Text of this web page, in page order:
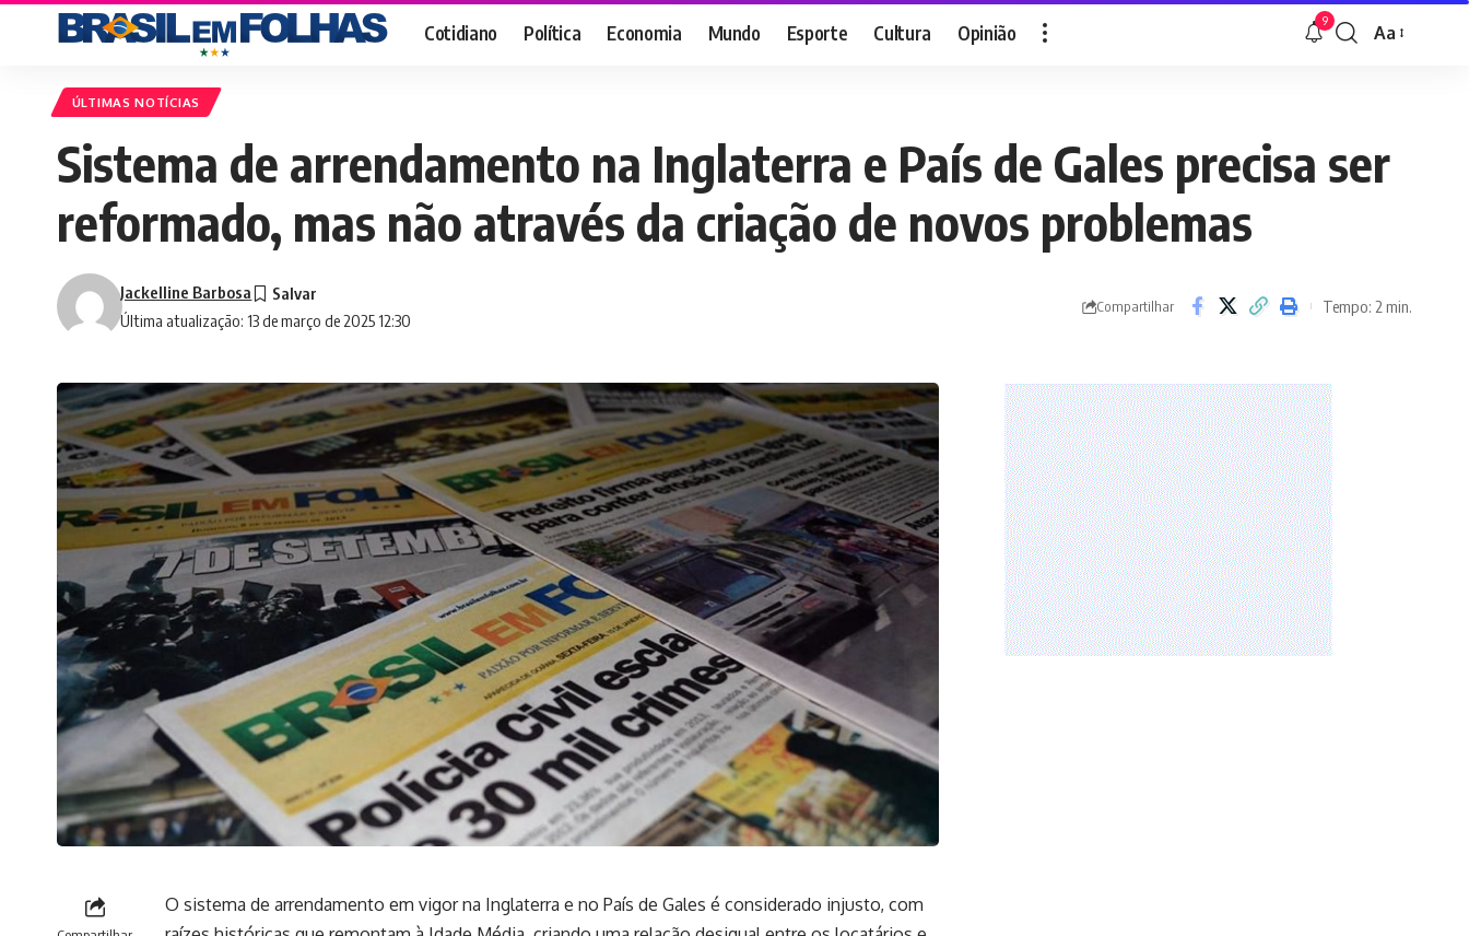
Cotidiano Política Economia Mundo Esporte Cultura Opinião 9
Font
Aa
ÚLTIMAS NOTÍCIAS
Sistema de arrendamento na Inglaterra e País de Gales precisa ser
reformado, mas não através da criação de novos problemas
Última atualização: 13 de março de 2025 12:30
Jackelline Barbosa
Compartilhar Tempo: 2 min.
O sistema de arrendamento em vigor na Inglaterra e no País de Gales é considerado injusto, com